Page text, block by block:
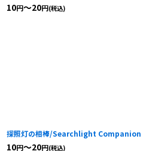
10円～20円(税込)
探照灯の相棒/Searchlight Companion
10円～20円(税込)